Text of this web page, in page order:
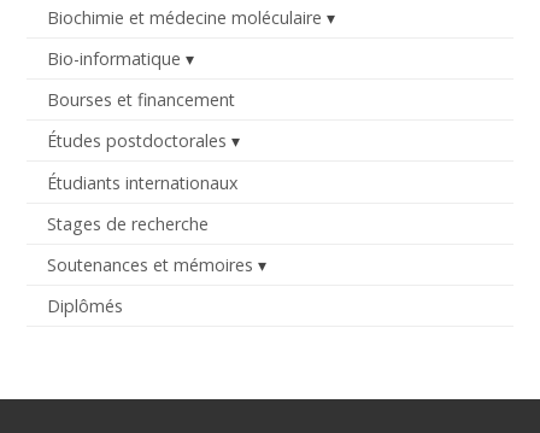
Biochimie et médecine moléculaire
Bio-informatique
Bourses et financement
Études postdoctorales
Étudiants internationaux
Stages de recherche
Soutenances et mémoires
Diplômés